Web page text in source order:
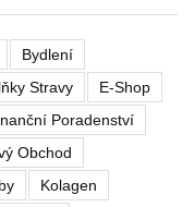
Bydlení
Stravy
E-Shop
Poradenství
Obchod
Kolagen